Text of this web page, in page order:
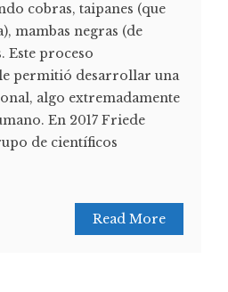
cobras, taipanes (que
mambas negras (de
Este proceso
permitió desarrollar una
algo extremadamente
En 2017 Friede
de científicos
Read More